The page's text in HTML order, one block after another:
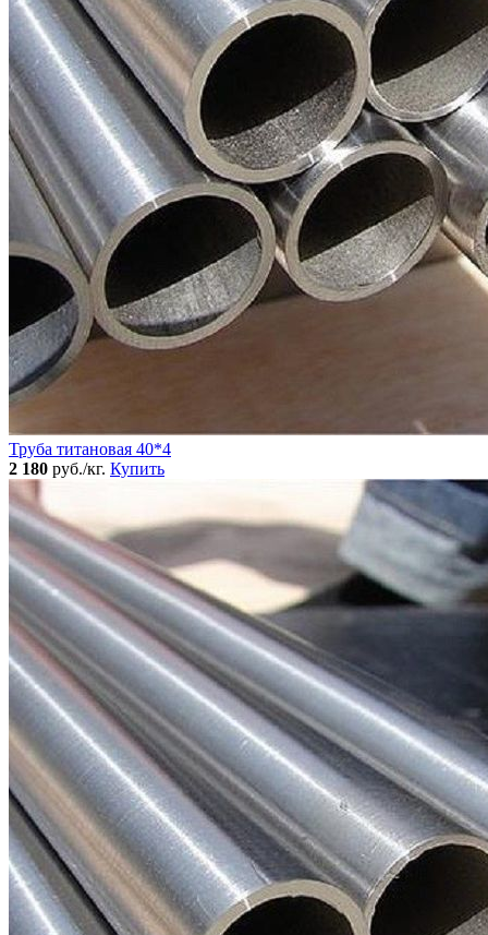
Труба титановая 40*4
2 180 руб./кг. Купить